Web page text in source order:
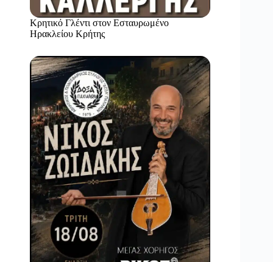
Κρητικό Γλέντι στον Εσταυρωμένο
Ηρακλείου Κρήτης